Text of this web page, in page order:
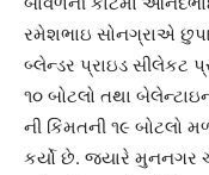
રમેશભાઇ સોનગ્રાએ
બ્લેન્ડર પ્રાઇડ સીલેકટ
૧૦ બોટલો તથા
ની કિંમતની ૧૯ બોટલો
કર્યો છે. જયારે મુનનગર